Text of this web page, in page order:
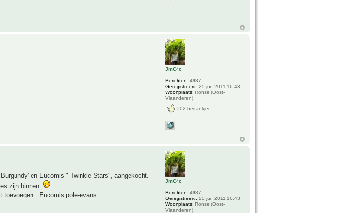
JmC4c
Berichten: 4987
Geregistreerd: 25 jun 2011 16:43
Woonplaats: Ronse (Oost-
Vlaanderen)
502 bedankjes
en Eucomis " Twinkle Stars", aangekocht.
zijn binnen.
toevoegen : Eucomis pole-evansi.
JmC4c
Berichten: 4987
Geregistreerd: 25 jun 2011 16:43
Woonplaats: Ronse (Oost-
Vlaanderen)